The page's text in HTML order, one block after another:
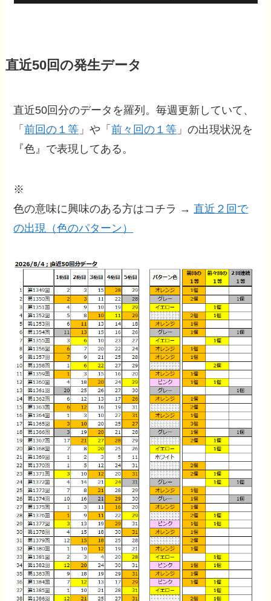
直近50回の発生データ
直近50回分のデータを羅列。毎週更新していて、
「前回の１等 」や「前々回の１等 」の出現状況を
『色』で表現してある。
※
色の意味に興味のある方はコチラ → 直近２回で
の出現（色のパターン）